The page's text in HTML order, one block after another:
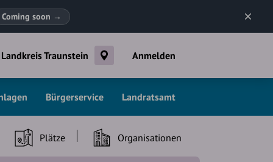
Coming soon →
Landkreis Traunstein Anmelden
Bürgerservice Landratsamt
Plätze Organisationen